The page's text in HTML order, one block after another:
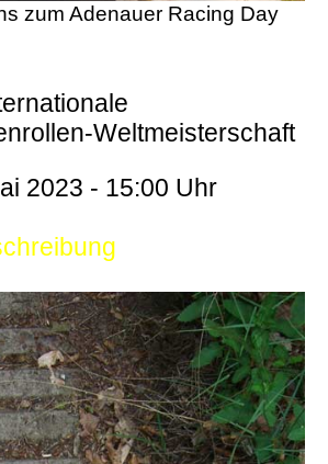
zum Adenauer Racing Day
Weltmeisterschaft
2023 - 15:00 Uhr